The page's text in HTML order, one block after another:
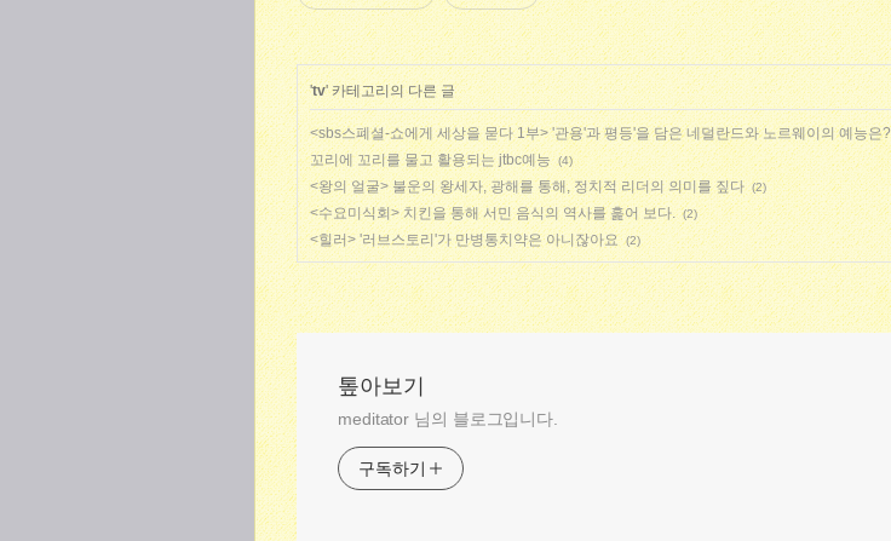
'tv' 카테고리의 다른 글
<sbs스폐셜-쇼에게 세상을 묻다 1부> '관용'과 평등'을 담은 네덜란드와 노르웨이의 예능은?
꼬리에 꼬리를 물고 활용되는 jtbc예능 (4)
<왕의 얼굴> 불운의 왕세자, 광해를 통해, 정치적 리더의 의미를 짚다 (2)
<수요미식회> 치킨을 통해 서민 음식의 역사를 훑어 보다. (2)
<힐러> '러브스토리'가 만병통치약은 아니잖아요 (2)
톺아보기
meditator 님의 블로그입니다.
구독하기